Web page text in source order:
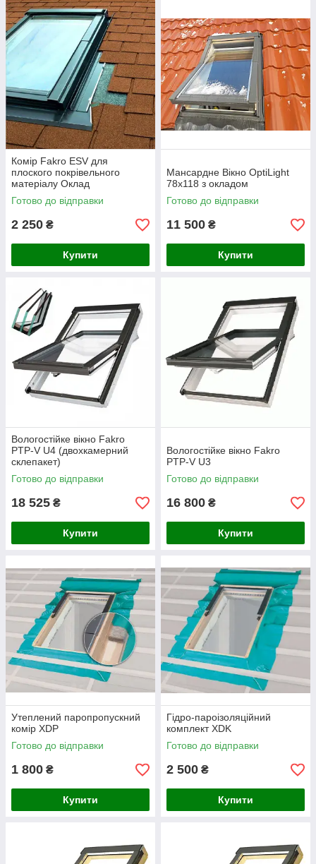
Комір Fakro ESV для
плоского покрівельного
матеріалу Оклад
Готово до відправки
2 250 ₴
Купити
Мансардне Вікно OptiLight
78x118 з окладом
Готово до відправки
11 500 ₴
Купити
Вологостійке вікно Fakro
PTP-V U4 (двохкамерний
склепакет)
Готово до відправки
18 525 ₴
Купити
Вологостійке вікно Fakro
PTP-V U3
Готово до відправки
16 800 ₴
Купити
Утеплений паропропускний
комір XDP
Готово до відправки
1 800 ₴
Купити
Гідро-пароізоляційний
комплект XDK
Готово до відправки
2 500 ₴
Купити